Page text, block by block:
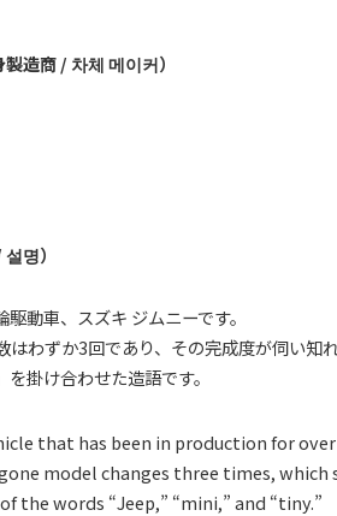
造商 / 차체 메이커）
명）
動車、スズキ ジムニーです。
わずか3回であり、その完成度が伺い知れ
掛け合わせた造語です。
that has been in production for
model changes three times, which
the words “Jeep,” “mini,” and “tiny.”